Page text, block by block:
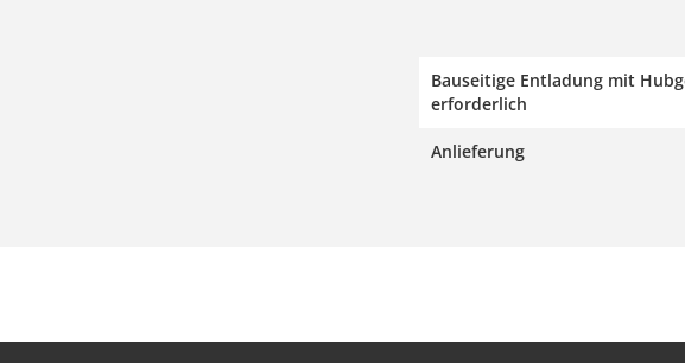
Bauseitige Entladung mit
erforderlich
Anlieferung